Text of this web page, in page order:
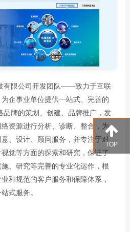
TOP
限公司开发团队——致力于互联
企事业单位提供一站式、完善的
牌的策划、创建、品牌推广，发
资源进行分析、诊断、整合，为
、设计、顾问服务，并专注于对
觉等方面的探索和研究，保证了
、研究等完善的专业化运作，根
和规范的客户服务和保障体系，
式服务。